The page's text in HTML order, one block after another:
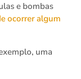
e bombas
ocorrer algum
uma